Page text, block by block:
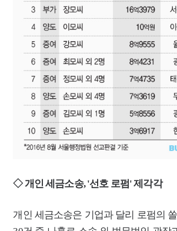
◇ 개인 세금소송, '선호 로펌' 제각각
개 인 세금소송은 기업과 달리 로펌의